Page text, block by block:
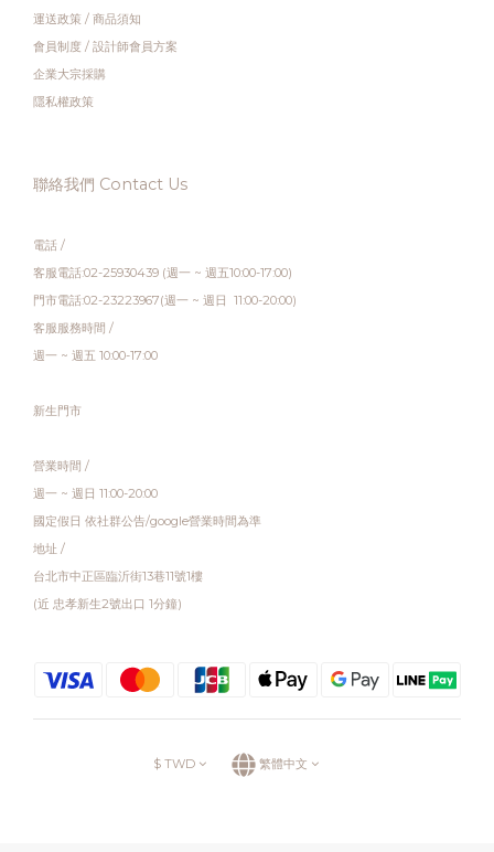
運送政策 / 商品須知
會員制度 / 設計師會員方案
企業大宗採購
隱私權政策
聯絡我們 Contact Us
電話 /
客服電話:02-25930439 (週一 ~ 週五10:00-17:00)
門市電話:02-23223967(週一 ~ 週日 11:00-20:00)
客服服務時間 /
週一 ~ 週五 10:00-17:00
新生門市
營業時間 /
週一 ~ 週日 11:00-20:00
國定假日 依社群公告/google營業時間為準
地址 /
台北市中正區臨沂街13巷11號1樓
(近 忠孝新生2號出口 1分鐘)
$ TWD 繁體中文